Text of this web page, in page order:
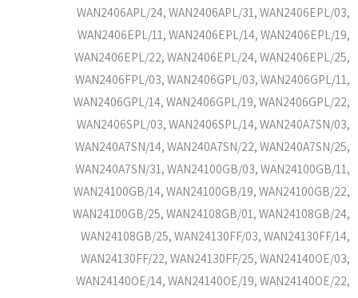
WAN2406APL/24, WAN2406APL/31, WAN2406EPL/03,
WAN2406EPL/11, WAN2406EPL/14, WAN2406EPL/19,
WAN2406EPL/22, WAN2406EPL/24, WAN2406EPL/25,
WAN2406FPL/03, WAN2406GPL/03, WAN2406GPL/11,
WAN2406GPL/14, WAN2406GPL/19, WAN2406GPL/22,
WAN2406SPL/03, WAN2406SPL/14, WAN240A7SN/03,
WAN240A7SN/14, WAN240A7SN/22, WAN240A7SN/25,
WAN240A7SN/31, WAN24100GB/03, WAN24100GB/11,
WAN24100GB/14, WAN24100GB/19, WAN24100GB/22,
WAN24100GB/25, WAN24108GB/01, WAN24108GB/24,
WAN24108GB/25, WAN24130FF/03, WAN24130FF/14,
WAN24130FF/22, WAN24130FF/25, WAN24140OE/03,
WAN24140OE/14, WAN24140OE/19, WAN24140OE/22,